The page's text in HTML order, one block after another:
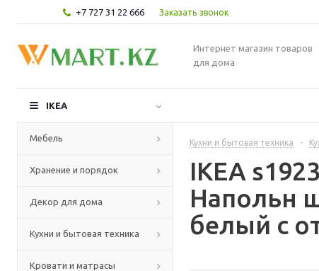
+7 727 31 22 666 Заказать звонок
Интернет магазин товаров
для дома
IKEA
Мебель
Хранение и порядок
Декор для дома
Кухни и бытовая техника
Кровати и матрасы
Кухни и бытовая техника -
IKEA
Напольн
белый с